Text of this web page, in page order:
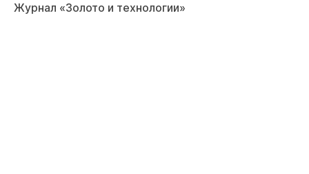
Журнал «Золото и технологии»